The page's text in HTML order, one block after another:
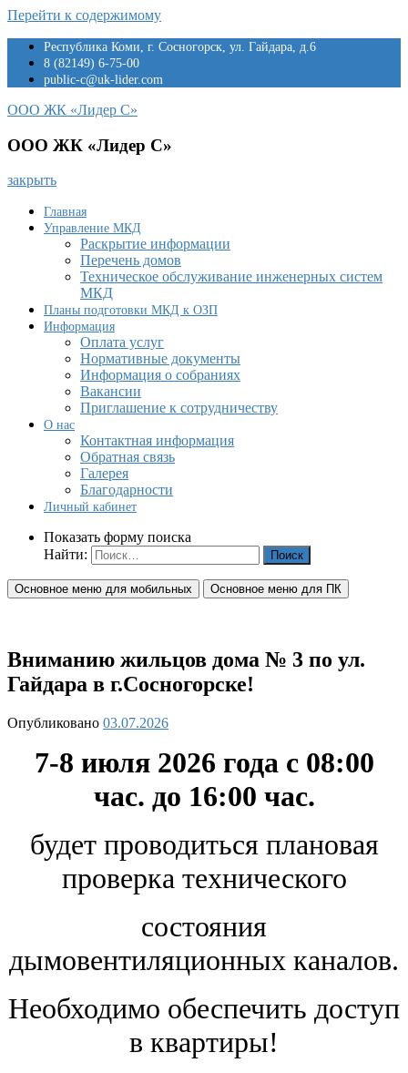
Перейти к содержимому
Республика Коми, г. Сосногорск, ул. Гайдара, д.6
8 (82149) 6-75-00
public-c@uk-lider.com
ООО ЖК «Лидер С»
ООО ЖК «Лидер С»
закрыть
Главная
Управление МКД
Раскрытие информации
Перечень домов
Техническое обслуживание инженерных систем
МКД
Планы подготовки МКД к ОЗП
Информация
Оплата услуг
Нормативные документы
Информация о собраниях
Вакансии
Приглашение к сотрудничеству
О нас
Контактная информация
Обратная связь
Галерея
Благодарности
Личный кабинет
Показать форму поиска
Найти:
Основное меню для мобильных Основное меню для ПК
Вниманию жильцов дома № 3 по ул.
Гайдара в г.Сосногорске!
Опубликовано 03.07.2026
7-8 июля 2026 года с 08:00
час. до 16:00 час.
будет проводиться плановая
проверка технического
состояния
дымовентиляционных каналов.
Необходимо обеспечить доступ
в квартиры!